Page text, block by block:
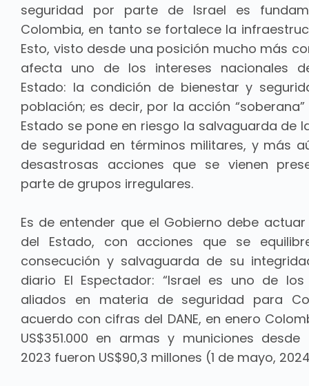
seguridad por parte de Israel es
Colombia, en tanto se fortalece la
Esto, visto desde una posición mucho más
afecta uno de los intereses nacionales
Estado: la condición de bienestar y
población; es decir, por la acción
Estado se pone en riesgo la salvaguarda de
de seguridad en términos militares, y más
desastrosas acciones que se vienen
parte de grupos irregulares.
Es de entender que el Gobierno debe
del Estado, con acciones que se
consecución y salvaguarda de su
diario El Espectador: “Israel es uno de los
aliados en materia de seguridad para
acuerdo con cifras del DANE, en enero
US$351.000 en armas y municiones desde
2023 fueron US$90,3 millones (1 de mayo,